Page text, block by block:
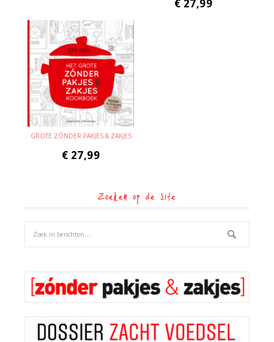
€ 27,99
GROTE ZÓNDER PAKJES & ZAKJES
€ 27,99
Zoeken op de site